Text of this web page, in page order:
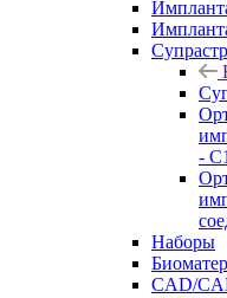
-
Наборы
CAD/